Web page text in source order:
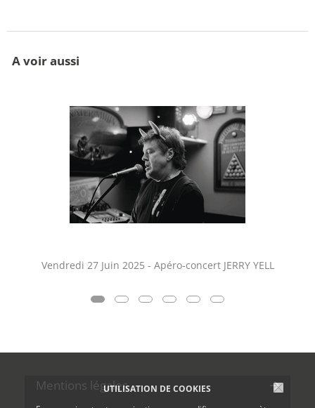
UTILISATION DE COOKIES
A voir aussi
Vendredi 27 Juin 2025 - Apéro-concert JERRY YELL
Mentions légales